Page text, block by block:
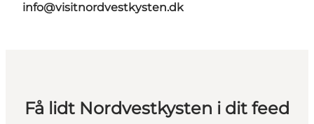
info@visitnordvestkysten.dk
Få lidt Nordvestkysten i dit feed